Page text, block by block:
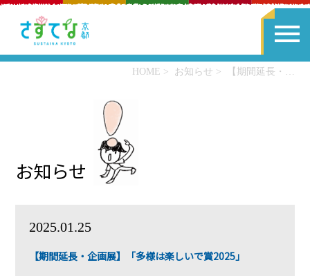
HOME お知らせ
お知らせ
2025.01.25
【期間延長・企画展】「多様は楽しいで賞2025」